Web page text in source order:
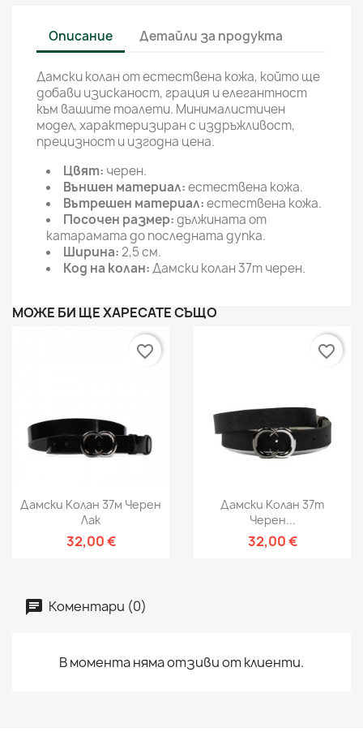
Описание Детайли за продукта
Дамски колан от естествена кожа, който ще
добави изисканост, грация и елегантност
към вашите тоалети. Минималистичен
модел, характеризиран с издръжливост,
прецизност и изгодна цена.
Цвят: черен.
Външен материал:естествена кожа.
Вътрешен материал:естествена кожа.
Посочен размер:дължината от
катарамата до последната дупка.
Ширина:2,5 см.
Код на колан:Дамски колан 37m черен.
МОЖЕ БИ ЩЕ ХАРЕСАТЕ СЪЩО
Дамски Колан 37м Черен
Лак
32,00 €
favorite_border
Дамски Колан 37m
Черен...
32,00 €
favorite_border
Коментари (0)
В момента няма отзиви от клиенти.